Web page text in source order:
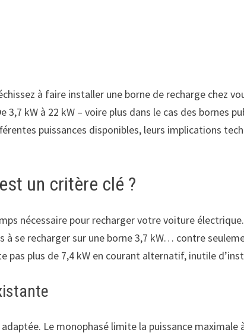
à faire installer une borne de recharge chez
3,7 kW à 22 kW – voire plus dans le cas des bornes
puissances disponibles, leurs implications
un critère clé ?
nécessaire pour recharger votre voiture
se recharger sur une borne 3,7 kW… contre
pas plus de 7,4 kW en courant alternatif, inutile
Le monophasé limite la puissance maximale